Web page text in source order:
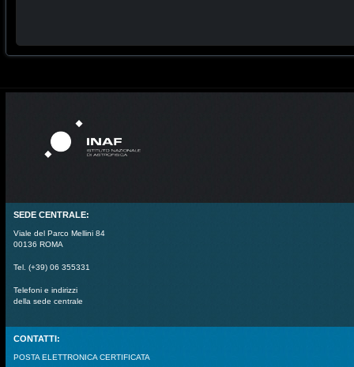
SEDE CENTRALE:
Viale del Parco Mellini 84
00136 ROMA
Tel. (+39) 06 355331
Telefoni e indirizzi
della sede centrale
CONTATTI:
POSTA ELETTRONICA CERTIFICATA